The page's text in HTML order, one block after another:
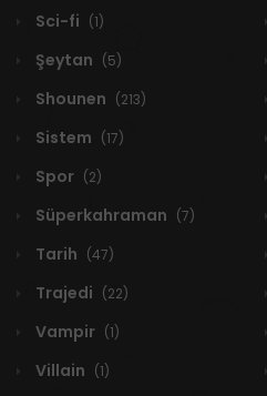
Sci-fi (1)
Şeytan (5)
Shounen (213)
Sistem (17)
Spor (2)
Süperkahraman (7)
Tarih (47)
Trajedi (22)
Vampir (1)
Villain (1)